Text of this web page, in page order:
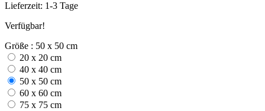
Lieferzeit: 1-3 Tage
Verfügbar!
Größe : 50 x 50 cm
20 x 20 cm
40 x 40 cm
50 x 50 cm
60 x 60 cm
75 x 75 cm